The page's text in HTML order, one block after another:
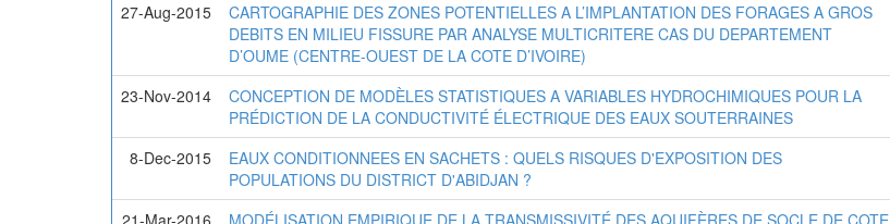
27-Aug-2015
CARTOGRAPHIE DES ZONES POTENTIELLES A L’IMPLANTATION DES FORAGES A GROS
DEBITS EN MILIEU FISSURE PAR ANALYSE MULTICRITERE CAS DU DEPARTEMENT
D’OUME (CENTRE-OUEST DE LA COTE D’IVOIRE)
23-Nov-2014
CONCEPTION DE MODÈLES STATISTIQUES A VARIABLES HYDROCHIMIQUES POUR LA
PRÉDICTION DE LA CONDUCTIVITÉ ÉLECTRIQUE DES EAUX SOUTERRAINES
8-Dec-2015
EAUX CONDITIONNEES EN SACHETS : QUELS RISQUES D'EXPOSITION DES
POPULATIONS DU DISTRICT D'ABIDJAN ?
21-Mar-2016 MODÉLISATION EMPIRIQUE DE LA TRANSMISSIVITÉ DES AQUIFÈRES DE SOCLE DE COTE